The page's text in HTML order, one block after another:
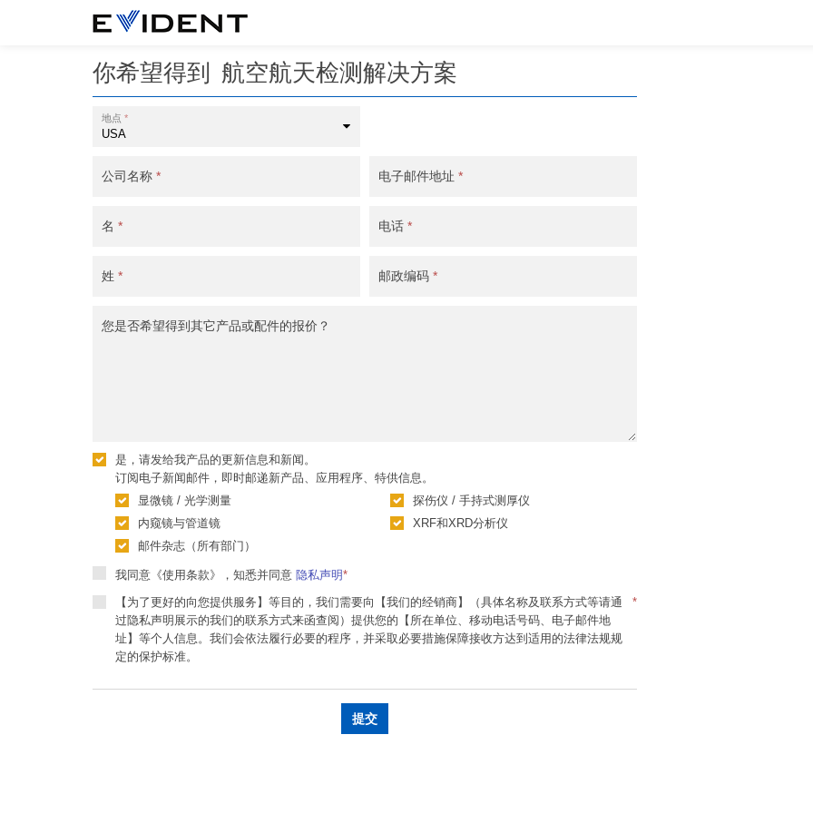
你希望得到 航空航天检测解决方案
地点 *
公司名称 *
名 *
姓 *
电子邮件地址 *
电话 *
邮政编码 *
您是否希望得到其它产品或配件的报价？
是，请发给我产品的更新信息和新闻。
订阅电子新闻邮件，即时邮递新产品、应用程序、特供信息。
显微镜 / 光学测量
探伤仪 / 手持式测厚仪
内窥镜与管道镜
XRF和XRD分析仪
邮件杂志（所有部门）
我同意《使用条款》，知悉并同意 隐私声明*
【为了更好的向您提供服务】等目的，我们需要向【我们的经销商】（具体名称及联系方式等请通
过隐私声明展示的我们的联系方式来函查阅）提供您的【所在单位、移动电话号码、电子邮件地
址】等个人信息。我们会依法履行必要的程序，并采取必要措施保障接收方达到适用的法律法规规
定的保护标准。
*